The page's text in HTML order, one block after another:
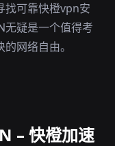
找可靠快橙vpn安
无疑是一个值得考
网络自由。
– 快橙加速